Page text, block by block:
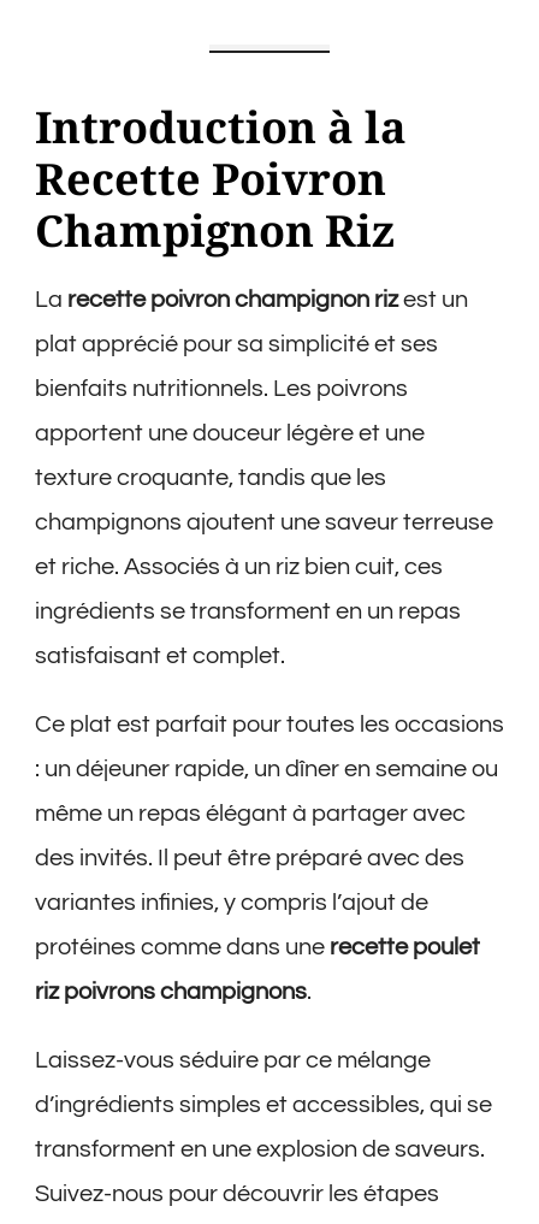
Introduction à la
Recette Poivron
Champignon Riz
La recette poivron champignon rizest un
plat apprécié pour sa simplicité et ses
bienfaits nutritionnels. Les poivrons
apportent une douceur légère et une
texture croquante, tandis que les
champignons ajoutent une saveur terreuse
et riche. Associés à un riz bien cuit, ces
ingrédients se transforment en un repas
satisfaisant et complet.
Ce plat est parfait pour toutes les occasions
: un déjeuner rapide, un dîner en semaine ou
même un repas élégant à partager avec
des invités. Il peut être préparé avec des
variantes infinies, y compris l’ajout de
protéines comme dans une recette poulet
riz poivrons champignons.
Laissez-vous séduire par ce mélange
d’ingrédients simples et accessibles, qui se
transforment en une explosion de saveurs.
Suivez-nous pour découvrir les étapes